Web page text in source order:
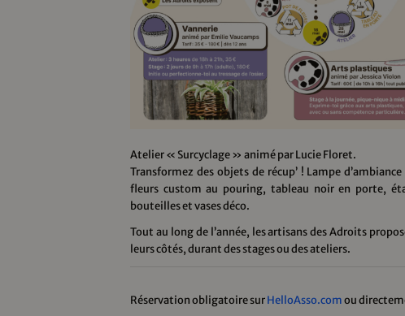
Atelier « Surcyclage » animé par Lucie Floret.
Transformez des objets de récup’ ! Lampe
fleurs custom au pouring, tableau noir en porte,
bouteilles et vases déco.
Tout au long de l’année, les artisans des Adroits
leurs côtés, durant des stages ou des ateliers.
Réservation obligatoire surHelloAsso.comou